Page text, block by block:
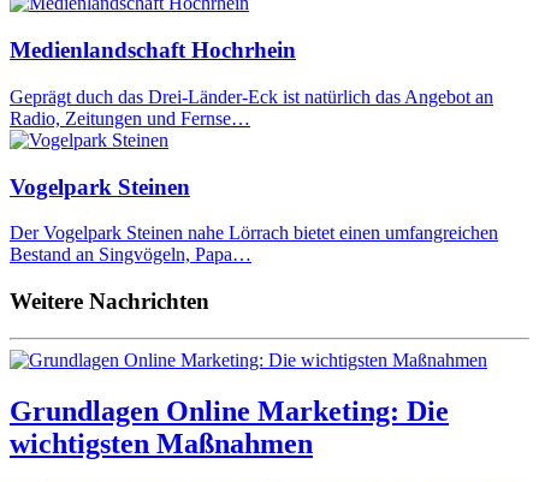
Medienlandschaft Hochrhein
Geprägt duch das Drei-Länder-Eck ist natürlich das Angebot an
Radio, Zeitungen und Fernse…
Vogelpark Steinen
Der Vogelpark Steinen nahe Lörrach bietet einen umfangreichen
Bestand an Singvögeln, Papa…
Weitere Nachrichten
Grundlagen Online Marketing: Die
wichtigsten Maßnahmen